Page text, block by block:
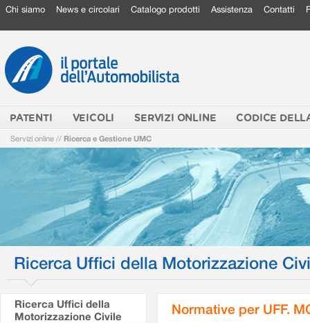
Chi siamo News e circolari Catalogo prodotti Assistenza Contatti
PATENTI VEICOLI SERVIZI ONLINE CODICE
Servizi online // Ricerca e Gestione UMC
Ricerca Uffici della Motorizzazione
Ricerca Uffici della
Motorizzazione Civile
Normative per UFF.